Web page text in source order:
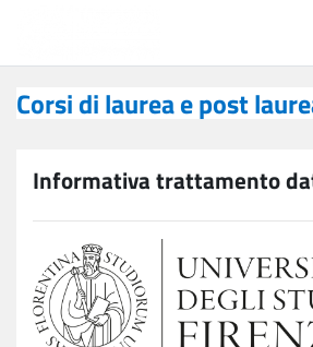
Corsi di laurea e post
Informativa trattamento